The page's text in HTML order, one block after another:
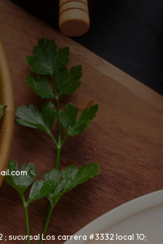
; sucursal Los carrera #3332 local 10;